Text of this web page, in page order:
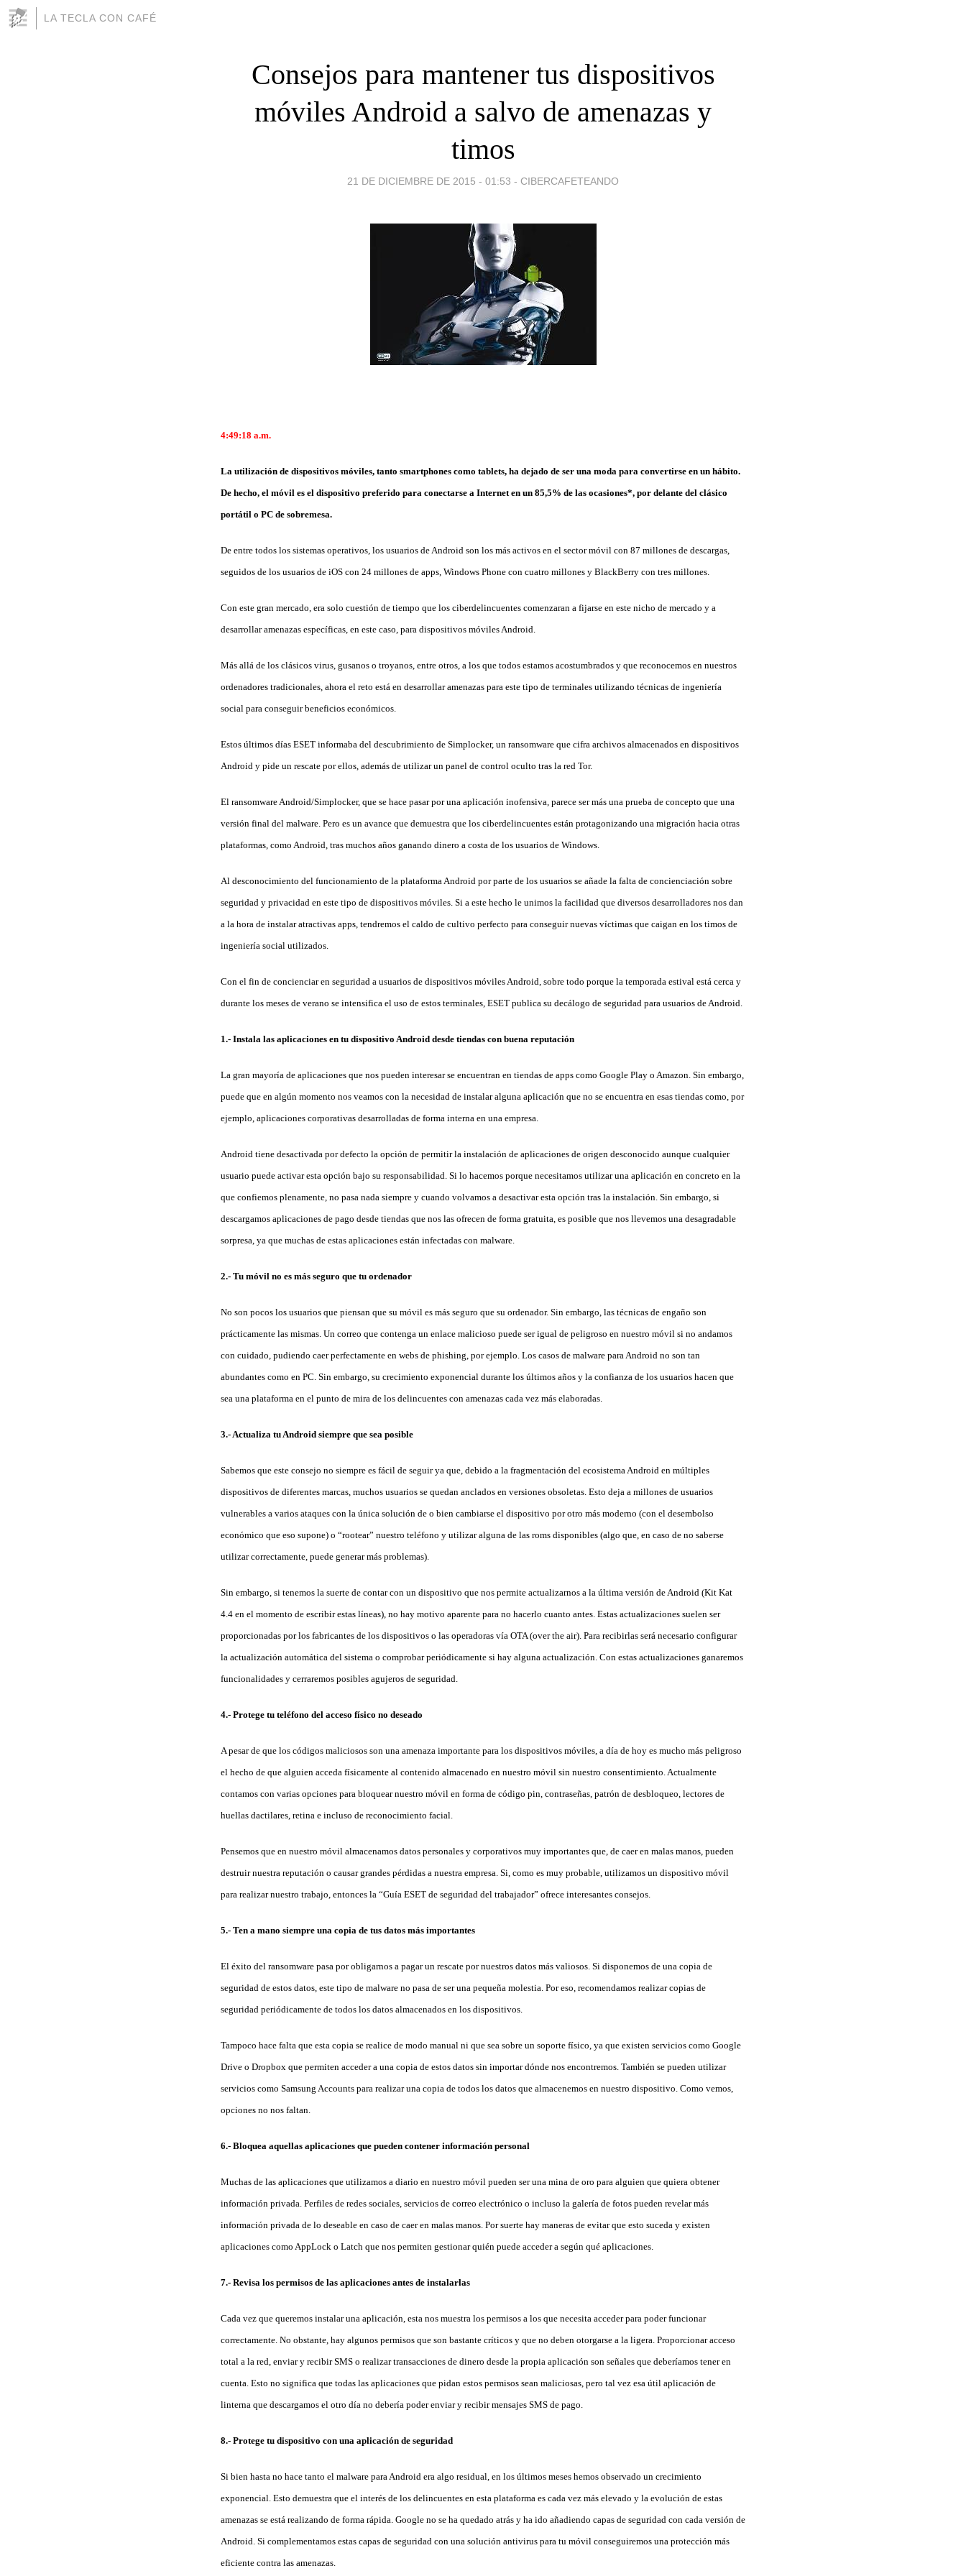
LA TECLA CON CAFÉ
Consejos para mantener tus dispositivos
móviles Android a salvo de amenazas y
timos
21 DE DICIEMBRE DE 2015 - 01:53 - CIBERCAFETEANDO
4:49:18 a.m.
La utilización de dispositivos móviles, tanto smartphones como tablets, ha dejado de ser una moda para convertirse en un hábito.
De hecho, el móvil es el dispositivo preferido para conectarse a Internet en un 85,5% de las ocasiones*, por delante del clásico
portátil o PC de sobremesa.
De entre todos los sistemas operativos, los usuarios de Android son los más activos en el sector móvil con 87 millones de descargas,
seguidos de los usuarios de iOS con 24 millones de apps, Windows Phone con cuatro millones y BlackBerry con tres millones.
Con este gran mercado, era solo cuestión de tiempo que los ciberdelincuentes comenzaran a fijarse en este nicho de mercado y a
desarrollar amenazas específicas, en este caso, para dispositivos móviles Android.
Más allá de los clásicos virus, gusanos o troyanos, entre otros, a los que todos estamos acostumbrados y que reconocemos en nuestros
ordenadores tradicionales, ahora el reto está en desarrollar amenazas para este tipo de terminales utilizando técnicas de ingeniería
social para conseguir beneficios económicos.
Estos últimos días ESET informaba del descubrimiento de Simplocker, un ransomware que cifra archivos almacenados en dispositivos
Android y pide un rescate por ellos, además de utilizar un panel de control oculto tras la red Tor.
El ransomware Android/Simplocker, que se hace pasar por una aplicación inofensiva, parece ser más una prueba de concepto que una
versión final del malware. Pero es un avance que demuestra que los ciberdelincuentes están protagonizando una migración hacia otras
plataformas, como Android, tras muchos años ganando dinero a costa de los usuarios de Windows.
Al desconocimiento del funcionamiento de la plataforma Android por parte de los usuarios se añade la falta de concienciación sobre
seguridad y privacidad en este tipo de dispositivos móviles. Si a este hecho le unimos la facilidad que diversos desarrolladores nos dan
a la hora de instalar atractivas apps, tendremos el caldo de cultivo perfecto para conseguir nuevas víctimas que caigan en los timos de
ingeniería social utilizados.
Con el fin de concienciar en seguridad a usuarios de dispositivos móviles Android, sobre todo porque la temporada estival está cerca y
durante los meses de verano se intensifica el uso de estos terminales, ESET publica su decálogo de seguridad para usuarios de Android.
1.- Instala las aplicaciones en tu dispositivo Android desde tiendas con buena reputación
La gran mayoría de aplicaciones que nos pueden interesar se encuentran en tiendas de apps como Google Play o Amazon. Sin embargo,
puede que en algún momento nos veamos con la necesidad de instalar alguna aplicación que no se encuentra en esas tiendas como, por
ejemplo, aplicaciones corporativas desarrolladas de forma interna en una empresa.
Android tiene desactivada por defecto la opción de permitir la instalación de aplicaciones de origen desconocido aunque cualquier
usuario puede activar esta opción bajo su responsabilidad. Si lo hacemos porque necesitamos utilizar una aplicación en concreto en la
que confiemos plenamente, no pasa nada siempre y cuando volvamos a desactivar esta opción tras la instalación. Sin embargo, si
descargamos aplicaciones de pago desde tiendas que nos las ofrecen de forma gratuita, es posible que nos llevemos una desagradable
sorpresa, ya que muchas de estas aplicaciones están infectadas con malware.
2.- Tu móvil no es más seguro que tu ordenador
No son pocos los usuarios que piensan que su móvil es más seguro que su ordenador. Sin embargo, las técnicas de engaño son
prácticamente las mismas. Un correo que contenga un enlace malicioso puede ser igual de peligroso en nuestro móvil si no andamos
con cuidado, pudiendo caer perfectamente en webs de phishing, por ejemplo. Los casos de malware para Android no son tan
abundantes como en PC. Sin embargo, su crecimiento exponencial durante los últimos años y la confianza de los usuarios hacen que
sea una plataforma en el punto de mira de los delincuentes con amenazas cada vez más elaboradas.
3.- Actualiza tu Android siempre que sea posible
Sabemos que este consejo no siempre es fácil de seguir ya que, debido a la fragmentación del ecosistema Android en múltiples
dispositivos de diferentes marcas, muchos usuarios se quedan anclados en versiones obsoletas. Esto deja a millones de usuarios
vulnerables a varios ataques con la única solución de o bien cambiarse el dispositivo por otro más moderno (con el desembolso
económico que eso supone) o “rootear” nuestro teléfono y utilizar alguna de las roms disponibles (algo que, en caso de no saberse
utilizar correctamente, puede generar más problemas).
Sin embargo, si tenemos la suerte de contar con un dispositivo que nos permite actualizarnos a la última versión de Android (Kit Kat
4.4 en el momento de escribir estas líneas), no hay motivo aparente para no hacerlo cuanto antes. Estas actualizaciones suelen ser
proporcionadas por los fabricantes de los dispositivos o las operadoras vía OTA (over the air). Para recibirlas será necesario configurar
la actualización automática del sistema o comprobar periódicamente si hay alguna actualización. Con estas actualizaciones ganaremos
funcionalidades y cerraremos posibles agujeros de seguridad.
4.- Protege tu teléfono del acceso físico no deseado
A pesar de que los códigos maliciosos son una amenaza importante para los dispositivos móviles, a día de hoy es mucho más peligroso
el hecho de que alguien acceda físicamente al contenido almacenado en nuestro móvil sin nuestro consentimiento. Actualmente
contamos con varias opciones para bloquear nuestro móvil en forma de código pin, contraseñas, patrón de desbloqueo, lectores de
huellas dactilares, retina e incluso de reconocimiento facial.
Pensemos que en nuestro móvil almacenamos datos personales y corporativos muy importantes que, de caer en malas manos, pueden
destruir nuestra reputación o causar grandes pérdidas a nuestra empresa. Si, como es muy probable, utilizamos un dispositivo móvil
para realizar nuestro trabajo, entonces la “Guía ESET de seguridad del trabajador” ofrece interesantes consejos.
5.- Ten a mano siempre una copia de tus datos más importantes
El éxito del ransomware pasa por obligarnos a pagar un rescate por nuestros datos más valiosos. Si disponemos de una copia de
seguridad de estos datos, este tipo de malware no pasa de ser una pequeña molestia. Por eso, recomendamos realizar copias de
seguridad periódicamente de todos los datos almacenados en los dispositivos.
Tampoco hace falta que esta copia se realice de modo manual ni que sea sobre un soporte físico, ya que existen servicios como Google
Drive o Dropbox que permiten acceder a una copia de estos datos sin importar dónde nos encontremos. También se pueden utilizar
servicios como Samsung Accounts para realizar una copia de todos los datos que almacenemos en nuestro dispositivo. Como vemos,
opciones no nos faltan.
6.- Bloquea aquellas aplicaciones que pueden contener información personal
Muchas de las aplicaciones que utilizamos a diario en nuestro móvil pueden ser una mina de oro para alguien que quiera obtener
información privada. Perfiles de redes sociales, servicios de correo electrónico o incluso la galería de fotos pueden revelar más
información privada de lo deseable en caso de caer en malas manos. Por suerte hay maneras de evitar que esto suceda y existen
aplicaciones como AppLock o Latch que nos permiten gestionar quién puede acceder a según qué aplicaciones.
7.- Revisa los permisos de las aplicaciones antes de instalarlas
Cada vez que queremos instalar una aplicación, esta nos muestra los permisos a los que necesita acceder para poder funcionar
correctamente. No obstante, hay algunos permisos que son bastante críticos y que no deben otorgarse a la ligera. Proporcionar acceso
total a la red, enviar y recibir SMS o realizar transacciones de dinero desde la propia aplicación son señales que deberíamos tener en
cuenta. Esto no significa que todas las aplicaciones que pidan estos permisos sean maliciosas, pero tal vez esa útil aplicación de
linterna que descargamos el otro día no debería poder enviar y recibir mensajes SMS de pago.
8.- Protege tu dispositivo con una aplicación de seguridad
Si bien hasta no hace tanto el malware para Android era algo residual, en los últimos meses hemos observado un crecimiento
exponencial. Esto demuestra que el interés de los delincuentes en esta plataforma es cada vez más elevado y la evolución de estas
amenazas se está realizando de forma rápida. Google no se ha quedado atrás y ha ido añadiendo capas de seguridad con cada versión de
Android. Si complementamos estas capas de seguridad con una solución antivirus para tu móvil conseguiremos una protección más
eficiente contra las amenazas.